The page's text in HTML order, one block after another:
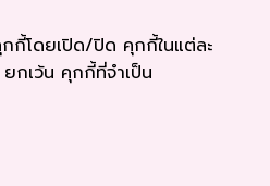
กี้โดยเปิด/ปิด คุกกี้ในแต่ละ
กเว้น คุกกี้ที่จำเป็น